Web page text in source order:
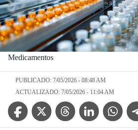
Medicamentos
PUBLICADO: 7/05/2026 - 08:48 AM
ACTUALIZADO: 7/05/2026 - 11:04 AM
Facebook IconTwitter IconThreads IconLinkedin Icon
WhatsApp